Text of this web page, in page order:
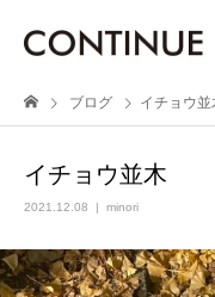
ブログ イチョウ並
イチョウ並木
2021.12.08 minori